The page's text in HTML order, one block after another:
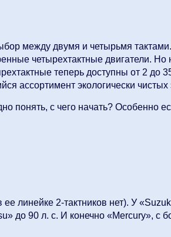
между двумя и четырьмя
четырехтактные двигатели.
теперь доступны от 2 до
ассортимент экологически чистых
понять, с чего начать? Особенно
линейке 2-тактников нет). У
до 90 л. с. И конечно «Mercury»,